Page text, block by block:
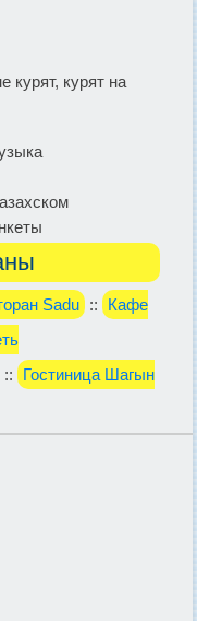
курят, курят на
Sadu ::
Кафе
::
Гостиница Шагын